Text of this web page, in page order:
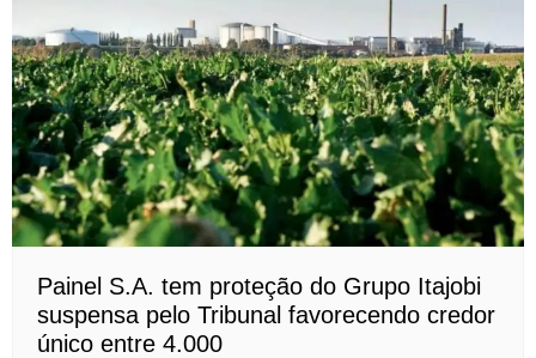
Painel S.A. tem proteção do Grupo Itajobi
suspensa pelo Tribunal favorecendo credor
único entre 4.000